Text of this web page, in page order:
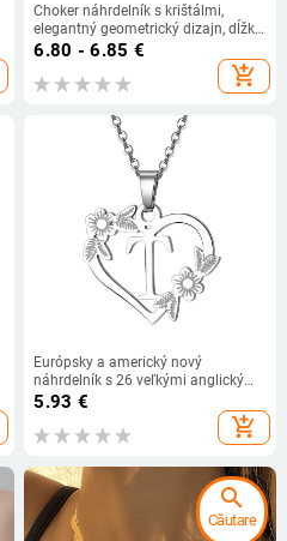
Choker náhrdelník s krištálmi,
elegantný geometrický dizajn, dĺžka
41-50 cm, hmotnosť 12 g, reťaz:
6.80 - 6.85 €
add_shopping_cart
Európsky a americký nový
náhrdelník s 26 veľkými anglickými
písmenami, prívesok s dutým
srdcom, slivkový list, náhrdelník s
bielym príveskom na kľúče s K
5.93 €
add_shopping_cart
search
Căutare